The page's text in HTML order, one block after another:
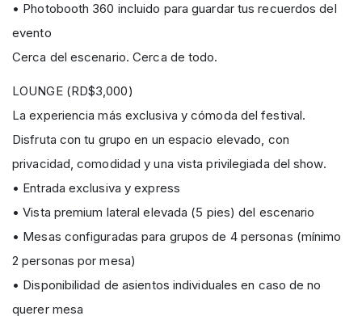
• Photobooth 360 incluido para guardar tus recuerdos del
evento
Cerca del escenario. Cerca de todo.
LOUNGE (RD$3,000)
La experiencia más exclusiva y cómoda del festival.
Disfruta con tu grupo en un espacio elevado, con
privacidad, comodidad y una vista privilegiada del show.
• Entrada exclusiva y express
• Vista premium lateral elevada (5 pies) del escenario
• Mesas configuradas para grupos de 4 personas (mínimo
2 personas por mesa)
• Disponibilidad de asientos individuales en caso de no
querer mesa